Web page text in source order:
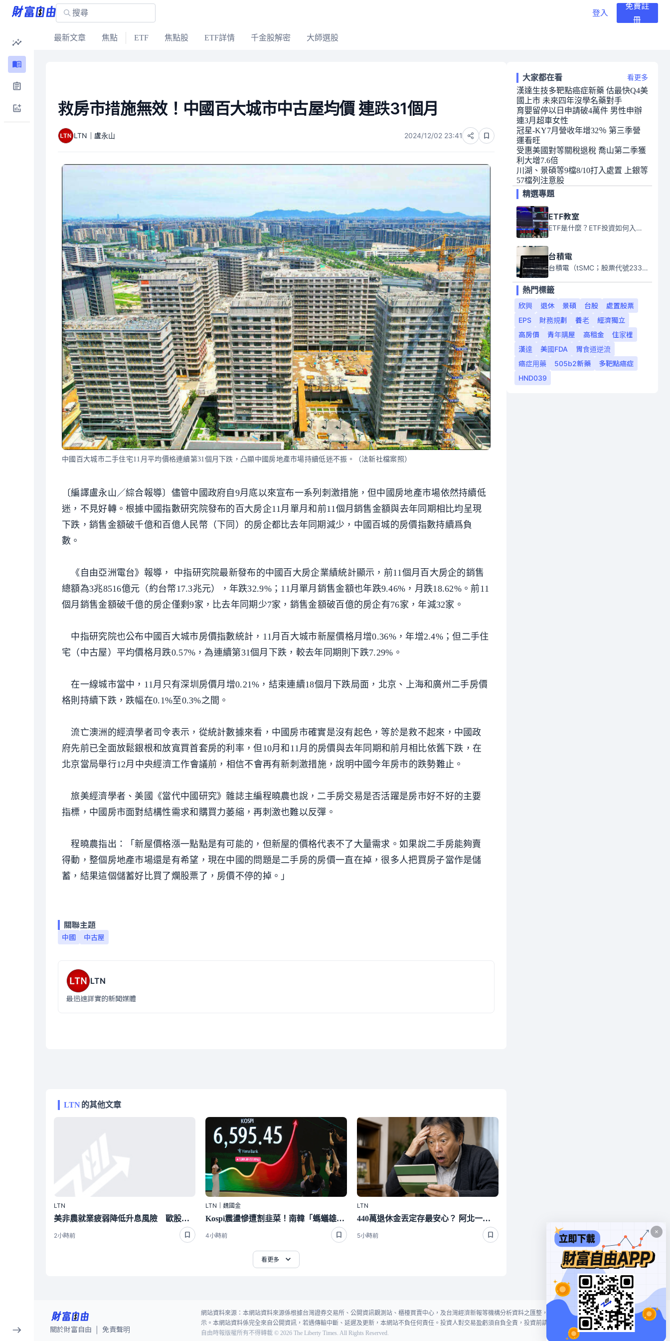
登入
免費註
冊
最新文章 焦點 ETF 焦點股 ETF詳情 千金股解密 大師選股
救房市措施無效！中國百大城市中古屋均價 連跌31個月
LTN｜盧永山 2024/12/02 23:41
中國百大城市二手住宅11月平均價格連續第31個月下跌，凸顯中國房地產市場持續低迷不振。（法新社檔案照）
〔編譯盧永山／綜合報導〕儘管中國政府自9月底以來宣布一系列刺激措施，但中國房地產市場依然持續低
迷，不見好轉。根據中國指數研究院發布的百大房企11月單月和前11個月銷售金額與去年同期相比均呈現
下跌，銷售金額破千億和百億人民幣（下同）的房企都比去年同期減少，中國百城的房價指數持續爲負
數。
《自由亞洲電台》報導， 中指研究院最新發布的中國百大房企業績統計顯示，前11個月百大房企的銷售
總額為3兆8516億元（約台幣17.3兆元），年跌32.9%；11月單月銷售金額也年跌9.46%，月跌18.62%。前11
個月銷售金額破千億的房企僅剩9家，比去年同期少7家，銷售金額破百億的房企有76家，年減32家。
中指研究院也公布中國百大城市房價指數統計，11月百大城市新屋價格月增0.36%，年增2.4%；但二手住
宅（中古屋）平均價格月跌0.57%，為連續第31個月下跌，較去年同期則下跌7.29%。
在一線城市當中，11月只有深圳房價月增0.21%，結束連續18個月下跌局面，北京、上海和廣州二手房價
格則持續下跌，跌幅在0.1%至0.3%之間。
流亡澳洲的經濟學者司令表示，從統計數據來看，中國房市確實是沒有起色，等於是救不起來，中國政
府先前已全面放鬆銀根和放寬買首套房的利率，但10月和11月的房價與去年同期和前月相比依舊下跌，在
北京當局舉行12月中央經濟工作會議前，相信不會再有新刺激措施，說明中國今年房市的跌勢難止。
旅美經濟學者、美國《當代中國研究》雜誌主編程曉農也說，二手房交易是否活躍是房市好不好的主要
指標，中國房市面對結構性需求和購買力萎縮，再刺激也難以反彈。
程曉農指出：「新屋價格漲一點點是有可能的，但新屋的價格代表不了大量需求。如果說二手房能夠賣
得動，整個房地產市場還是有希望，現在中國的問題是二手房的房價一直在掉，很多人把買房子當作是儲
蓄，結果這個儲蓄好比買了爛股票了，房價不停的掉。」
關聯主題
中國 中古屋
LTN
最迅速詳實的新聞媒體
LTN的其他文章
LTN
美非農就業疲弱降低升息風險 歐股收紅
2小時前
LTN｜魏國金
Kospi震盪慘遭割韭菜！南韓「螞蟻雄兵」再度湧入華爾街
4小時前
LTN
440萬退休金丟定存最安心？ 阿北一刷存摺超傻眼 3年利息僅1千多
5小時前
看更多
大家都在看 看更多
漢達生技多靶點癌症新藥 估最快Q4美
國上市 未來四年沒學名藥對手
育嬰留停以日申請破4萬件 男性申辦
連3月超車女性
冠星-KY7月營收年增32％ 第三季營
運看旺
受惠美國對等關稅退稅 喬山第二季獲
利大增7.6倍
川湖、景碩等9檔8/10打入處置 上銀等
57檔列注意股
精選專題
ETF教室
ETF是什麼？ETF投資如何入門？本系列專題文章將會告訴你新手必須知道的ETF基礎知識。
台積電
台積電（tSMC；股票代號2330）是全球領先的半導體代工公司，成立於1987年，總部位於台灣新竹。且已於美國、日本、德國及中國設廠，台積電是全球首家專業積體電路製造服務公司，也是全球最先進和最大規模的半導體代工廠。
熱門標籤
欣興
退休 景碩 台股
處置股票
EPS
財務規劃 養老
經濟獨立
高房價
青年購屋 高租金
住家裡
漢達
美國FDA
胃食道逆流
癌症用藥
505b2新藥
多靶點癌症
HND039
關於財富自由 免責聲明
網站資料來源：本網站資料來源係根據台灣證券交易所、公開資訊觀測站、櫃檯買賣中心，及台灣經濟新報等機構分析資料之匯整，本網站對投資人買賣不作任何建議或暗
示。本網站資料係完全來自公開資訊，若遇傳輸中斷、延遲及更新，本網站不負任何責任。投資人對交易盈虧須自負全責，投資前請謹慎評估風險。
自由時報版權所有不得轉載 © 2026 The Liberty Times. All Rights Reserved.